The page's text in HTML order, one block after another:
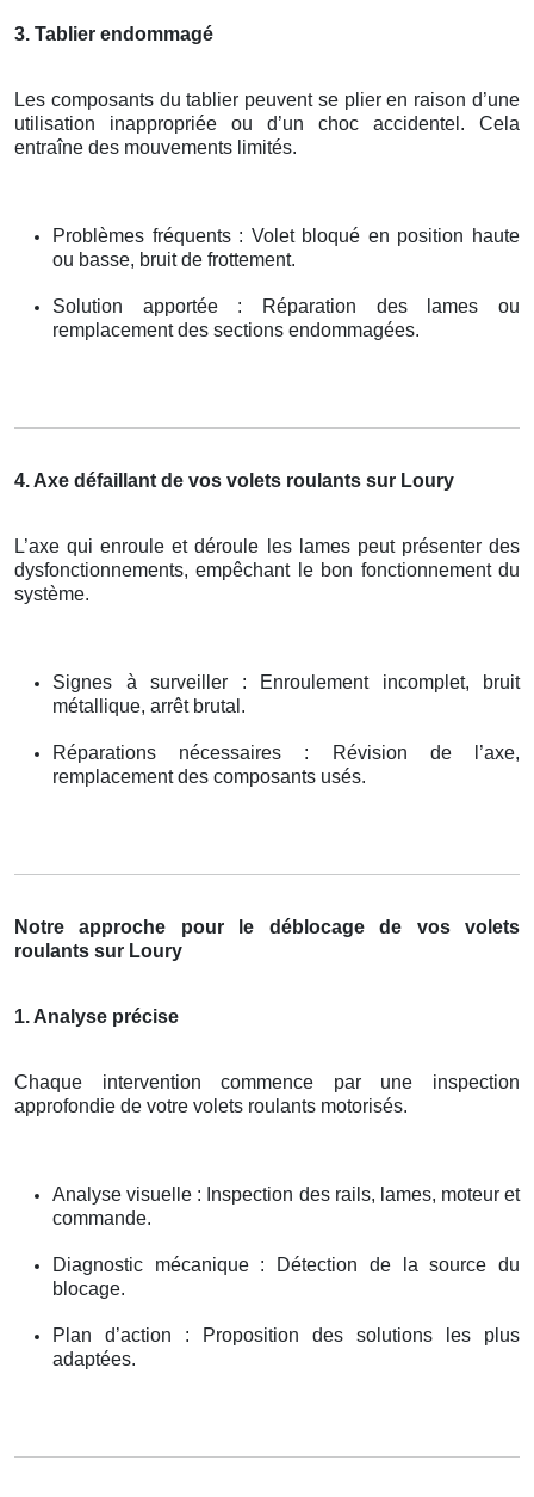
3. Tablier endommagé
Les composants du tablier peuvent se plier en raison d’une
utilisation inappropriée ou d’un choc accidentel. Cela
entraîne des mouvements limités.
Problèmes fréquents : Volet bloqué en position haute
ou basse, bruit de frottement.
Solution apportée : Réparation des lames ou
remplacement des sections endommagées.
4. Axe défaillant de vos volets roulants sur Loury
L’axe qui enroule et déroule les lames peut présenter des
dysfonctionnements, empêchant le bon fonctionnement du
système.
Signes à surveiller : Enroulement incomplet, bruit
métallique, arrêt brutal.
Réparations nécessaires : Révision de l’axe,
remplacement des composants usés.
Notre approche pour le déblocage de vos volets
roulants sur Loury
1. Analyse précise
Chaque intervention commence par une inspection
approfondie de votre volets roulants motorisés.
Analyse visuelle : Inspection des rails, lames, moteur et
commande.
Diagnostic mécanique : Détection de la source du
blocage.
Plan d’action : Proposition des solutions les plus
adaptées.